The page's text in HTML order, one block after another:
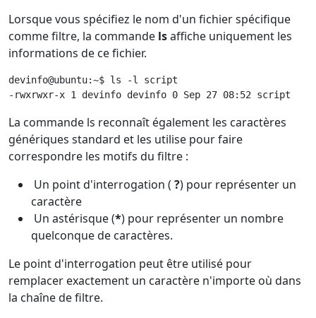
Lorsque vous spécifiez le nom d'un fichier spécifique
comme filtre, la commande lsaffiche uniquement les
informations de ce fichier.
devinfo@ubuntu:~$ ls -l script
-rwxrwxr-x 1 devinfo devinfo 0 Sep 27 08:52 script
La commande ls reconnaît également les caractères
génériques standard et les utilise pour faire
correspondre les motifs du filtre :
Un point d'interrogation ( ?) pour représenter un
caractère
Un astérisque (*) pour représenter un nombre
quelconque de caractères.
Le point d'interrogation peut être utilisé pour
remplacer exactement un caractère n'importe où dans
la chaîne de filtre.